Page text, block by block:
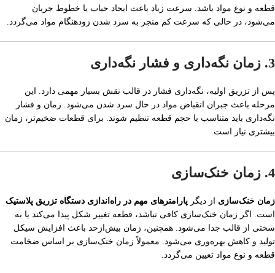
قطعه و نوع مواد باشد. سرعت زیاد باعث ایجاد حباب یا خطوط جریان
می‌شود، در حالی که سرعت کم منجر به سرد شدن زودهنگام مواد می‌گردد.
3. زمان نگه‌داری و فشار نگه‌داری
پس از تزریق اولیه، نگه‌داری فشار در قالب نقش بسیار مهمی دارد. این
مرحله باعث جبران انقباض مواد در حال سرد شدن می‌شود. زمان و فشار
نگه‌داری باید متناسب با حجم قطعه تنظیم شوند. برای قطعات ضخیم‌تر، زمان
بیشتری نیاز است.
4. زمان خنک‌سازی
زمان خنک‌سازی از دیگر پارامترهای مهم در راه‌اندازی دستگاه تزریق پلاستیک
است. اگر زمان خنک‌سازی کافی نباشد، قطعه تغییر شکل پیدا می‌کند یا به
سختی از قالب جدا می‌شود. همچنین، زمان بیش‌ازحد باعث افزایش سیکل
تولید و کاهش بهره‌وری می‌شود. معمولاً زمان خنک‌سازی بر اساس ضخامت
قطعه و نوع مواد تعیین می‌گردد.